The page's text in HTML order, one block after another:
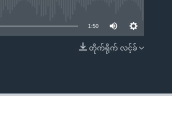
EMBED
1:50
တိုက်ရိုက် လင့်ခ်